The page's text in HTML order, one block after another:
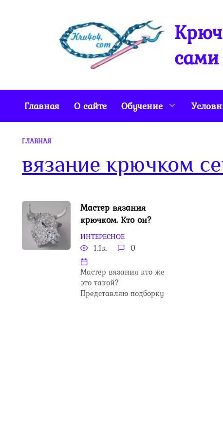
Главная О сайте Обучение
ГЛАВНАЯ
вязание крючком
Мастер вязания
крючком. Кто он?
ИНТЕРЕСНОЕ
1.1к. 0
Мастер вязания кто же
это такой?
Представляю подборку